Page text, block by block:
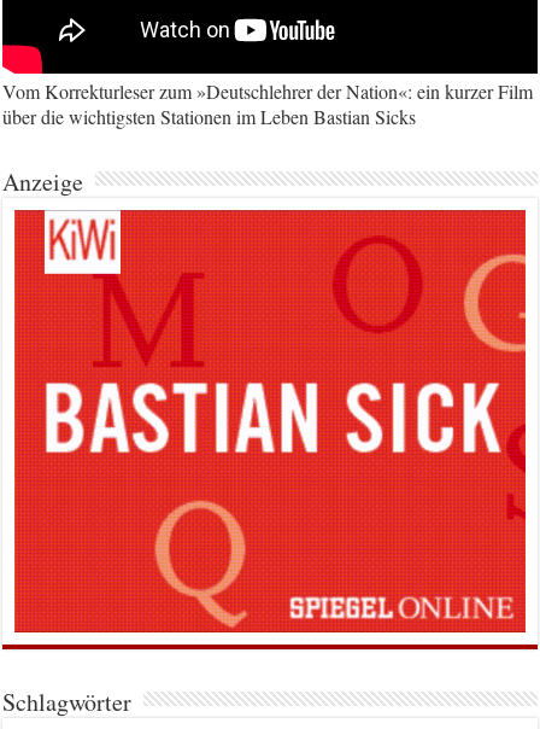
Vom Korrekturleser zum »Deutschlehrer der Nation«: ein kurzer Film
über die wichtigsten Stationen im Leben Bastian Sicks
Anzeige
Schlagwörter